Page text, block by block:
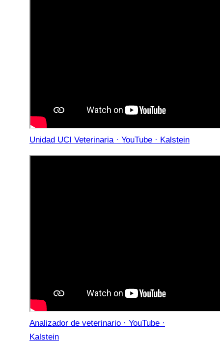
Unidad UCI Veterinaria · YouTube · Kalstein
Analizador de veterinario · YouTube ·
Kalstein